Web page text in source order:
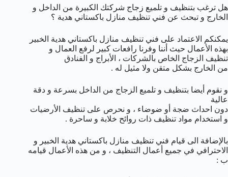
هل ترغب بتنظيف و تلميع زجاج شركتك الكبيرة من الداخل و
الخارج و تبحث عن فني تنظيف منازل باكستاني هدية ؟
يمكنكم الاعتماد على فني تنظيف منازل باكستاني هدية الخبير
بهذه الأعمال حيث أننا وفرنا رافعات كبير لرفع العمال و
تنظيف الزجاج الخاص بالشركات ، الأبراج و الفنادق
من الخارج بشكل متقن ولا مثيل له .
و نقوم أيضا بتنظيف و تلميع الزجاج من الداخل بسرعة و دقة
عالية
دون احداث ضجة أو ضوضاء ، و نحرص على تنظيف الأرضيات
و استخدام مواد تنظيف ذات روائح خلابة و ساحرة .
بالإضافة الى قيام فني تنظيف منازل باكستاني هدية الخبير و
الاحترافي في جميع أعمال التنظيف ، و من هذه الأعمال قيامه
ب :